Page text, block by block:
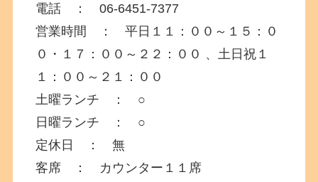
電話 ： 06-6451-7377
営業時間 ： 平日１１：００～１５：０
０・１７：００～２２：００ 、土日祝１
１：００～２１：００
土曜ランチ ： ○
日曜ランチ ： ○
定休日 ： 無
客席 ： カウンター１１席